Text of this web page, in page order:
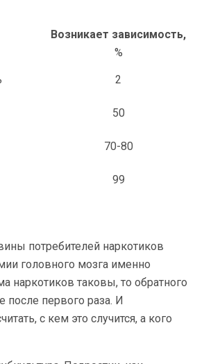
Возникает зависимость,
%
2
50
70-80
99
потребителей наркотиков
головного мозга именно
наркотиков таковы, то обратного
после первого раза. И
с кем это случится, а кого